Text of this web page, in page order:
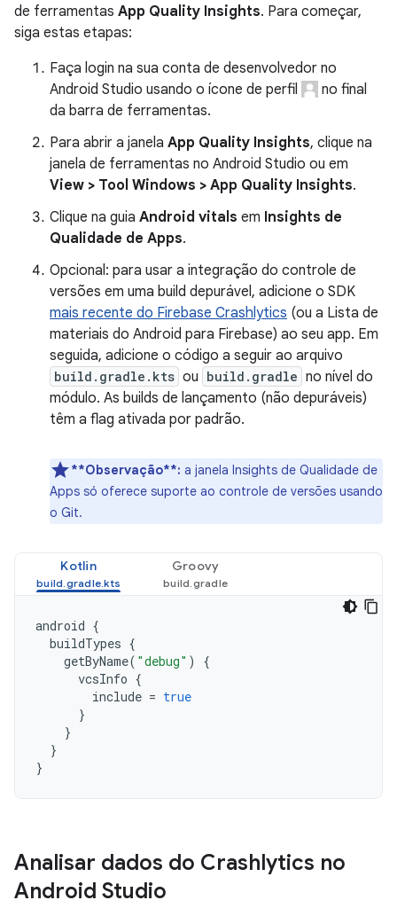
de ferramentas App Quality Insights. Para começar,
siga estas etapas:
Faça login na sua conta de desenvolvedor no
Android Studio usando o ícone de perfil
no final
da barra de ferramentas.
Para abrir a janela App Quality Insights, clique na
janela de ferramentas no Android Studio ou em
View > Tool Windows > App Quality Insights.
Clique na guia Android vitals em Insights de
Qualidade de Apps.
Opcional: para usar a integração do controle de
versões em uma build depurável, adicione o SDK
mais recente do Firebase Crashlytics (ou a Lista de
materiais do Android para Firebase) ao seu app. Em
seguida, adicione o código a seguir ao arquivo
build.gradle.kts ou build.gradle no nível do
módulo. As builds de lançamento (não depuráveis)
têm a flag ativada por padrão.
**Observação**: a janela Insights de Qualidade de
Apps só oferece suporte ao controle de versões usando
o Git.
Kotlin Groovy
android {
buildTypes {
getByName( "debug" )
{
vcsInfo {
include = true
}
}
}
}
Analisar dados do Crashlytics no
Android Studio